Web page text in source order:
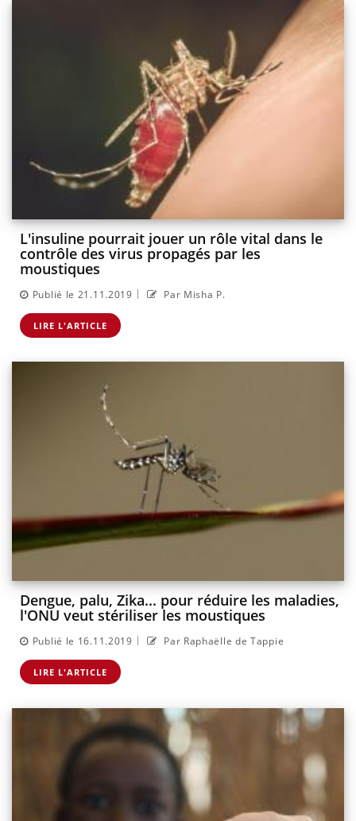
L'insuline pourrait jouer un rôle vital dans le
contrôle des virus propagés par les
moustiques
Publié le 21.11.2019 | Par Misha P.
LIRE L'ARTICLE
Dengue, palu, Zika... pour réduire les maladies,
l'ONU veut stériliser les moustiques
Publié le 16.11.2019 | Par Raphaëlle de Tappie
LIRE L'ARTICLE